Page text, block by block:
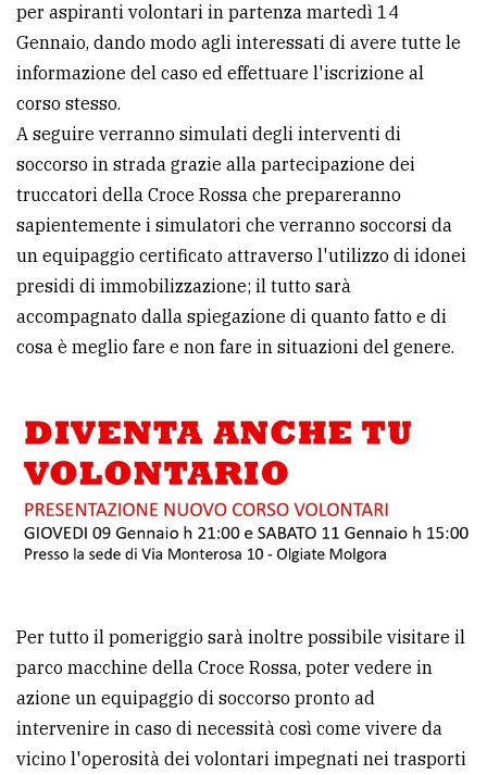
per aspiranti volontari in partenza martedì 14
Gennaio, dando modo agli interessati di avere tutte le
informazione del caso ed effettuare l'iscrizione al
corso stesso.
A seguire verranno simulati degli interventi di
soccorso in strada grazie alla partecipazione dei
truccatori della Croce Rossa che prepareranno
sapientemente i simulatori che verranno soccorsi da
un equipaggio certificato attraverso l'utilizzo di idonei
presidi di immobilizzazione; il tutto sarà
accompagnato dalla spiegazione di quanto fatto e di
cosa è meglio fare e non fare in situazioni del genere.
Per tutto il pomeriggio sarà inoltre possibile visitare il
parco macchine della Croce Rossa, poter vedere in
azione un equipaggio di soccorso pronto ad
intervenire in caso di necessità così come vivere da
vicino l'operosità dei volontari impegnati nei trasporti